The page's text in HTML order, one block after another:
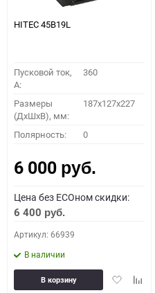
HITEC 45B19L
Пусковой ток,
A:
360
Размеры
(ДхШхВ), мм:
187x127x227
Полярность: 0
6 000 руб.
Цена без ECOном скидки:
6 400 руб.
Артикул: 66939
В наличии
Добавить
В корзину